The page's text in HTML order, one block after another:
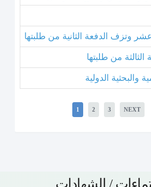
وتزف الدفعة الثانية من طلبتها
من طلبتها
1 2 3 NEXT
/ الشهادات